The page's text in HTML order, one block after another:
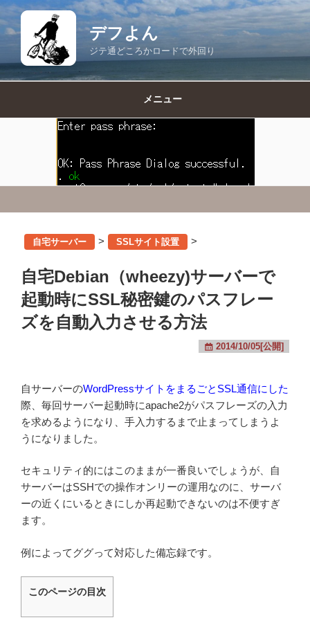
コ
ン
デフよん
ジテ通どころかロードで外回り
メニュー
自宅サーバー > SSLサイト設置 >
自宅Debian（wheezy)サーバーで
起動時にSSL秘密鍵のパスフレー
ズを自動入力させる方法
2014/10/05[公開]
自サーバーのWordPressサイトをまるごとSSL通信にした
際、毎回サーバー起動時にapache2がパスフレーズの入力
を求めるようになり、手入力するまで止まってしまうよ
うになりました。
セキュリティ的にはこのままが一番良いでしょうが、自
サーバーはSSHでの操作オンリーの運用なのに、サーバ
ーの近くにいるときにしか再起動できないのは不便すぎ
ます。
例によってググって対応した備忘録です。
このページの目次